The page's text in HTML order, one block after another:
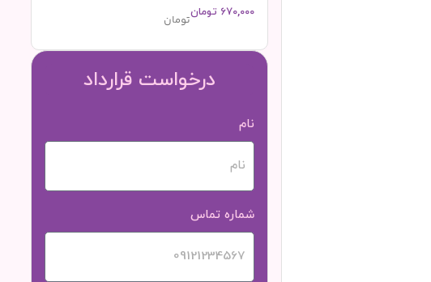
670,000 تومان
تومان
درخواست قرارداد
نام
شماره تماس